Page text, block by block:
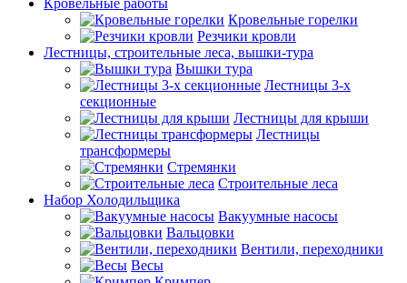
Кровельные работы
Кровельные горелки
Резчики кровли
Лестницы, строительные леса, вышки-тура
Вышки тура
Лестницы 3-х
секционные
Лестницы для крыши
Лестницы
трансформеры
Стремянки
Строительные леса
Набор Холодильщика
Вакуумные насосы
Вальцовки
Вентили, переходники
Весы